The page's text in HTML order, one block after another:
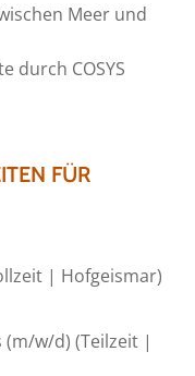
Meer und
durch COSYS
FÜR
| Hofgeismar)
w/d) (Teilzeit |